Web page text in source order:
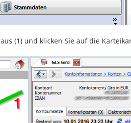
(1) und klicken Sie auf die